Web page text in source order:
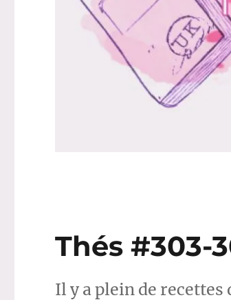
Thés #303-
Il y a plein de